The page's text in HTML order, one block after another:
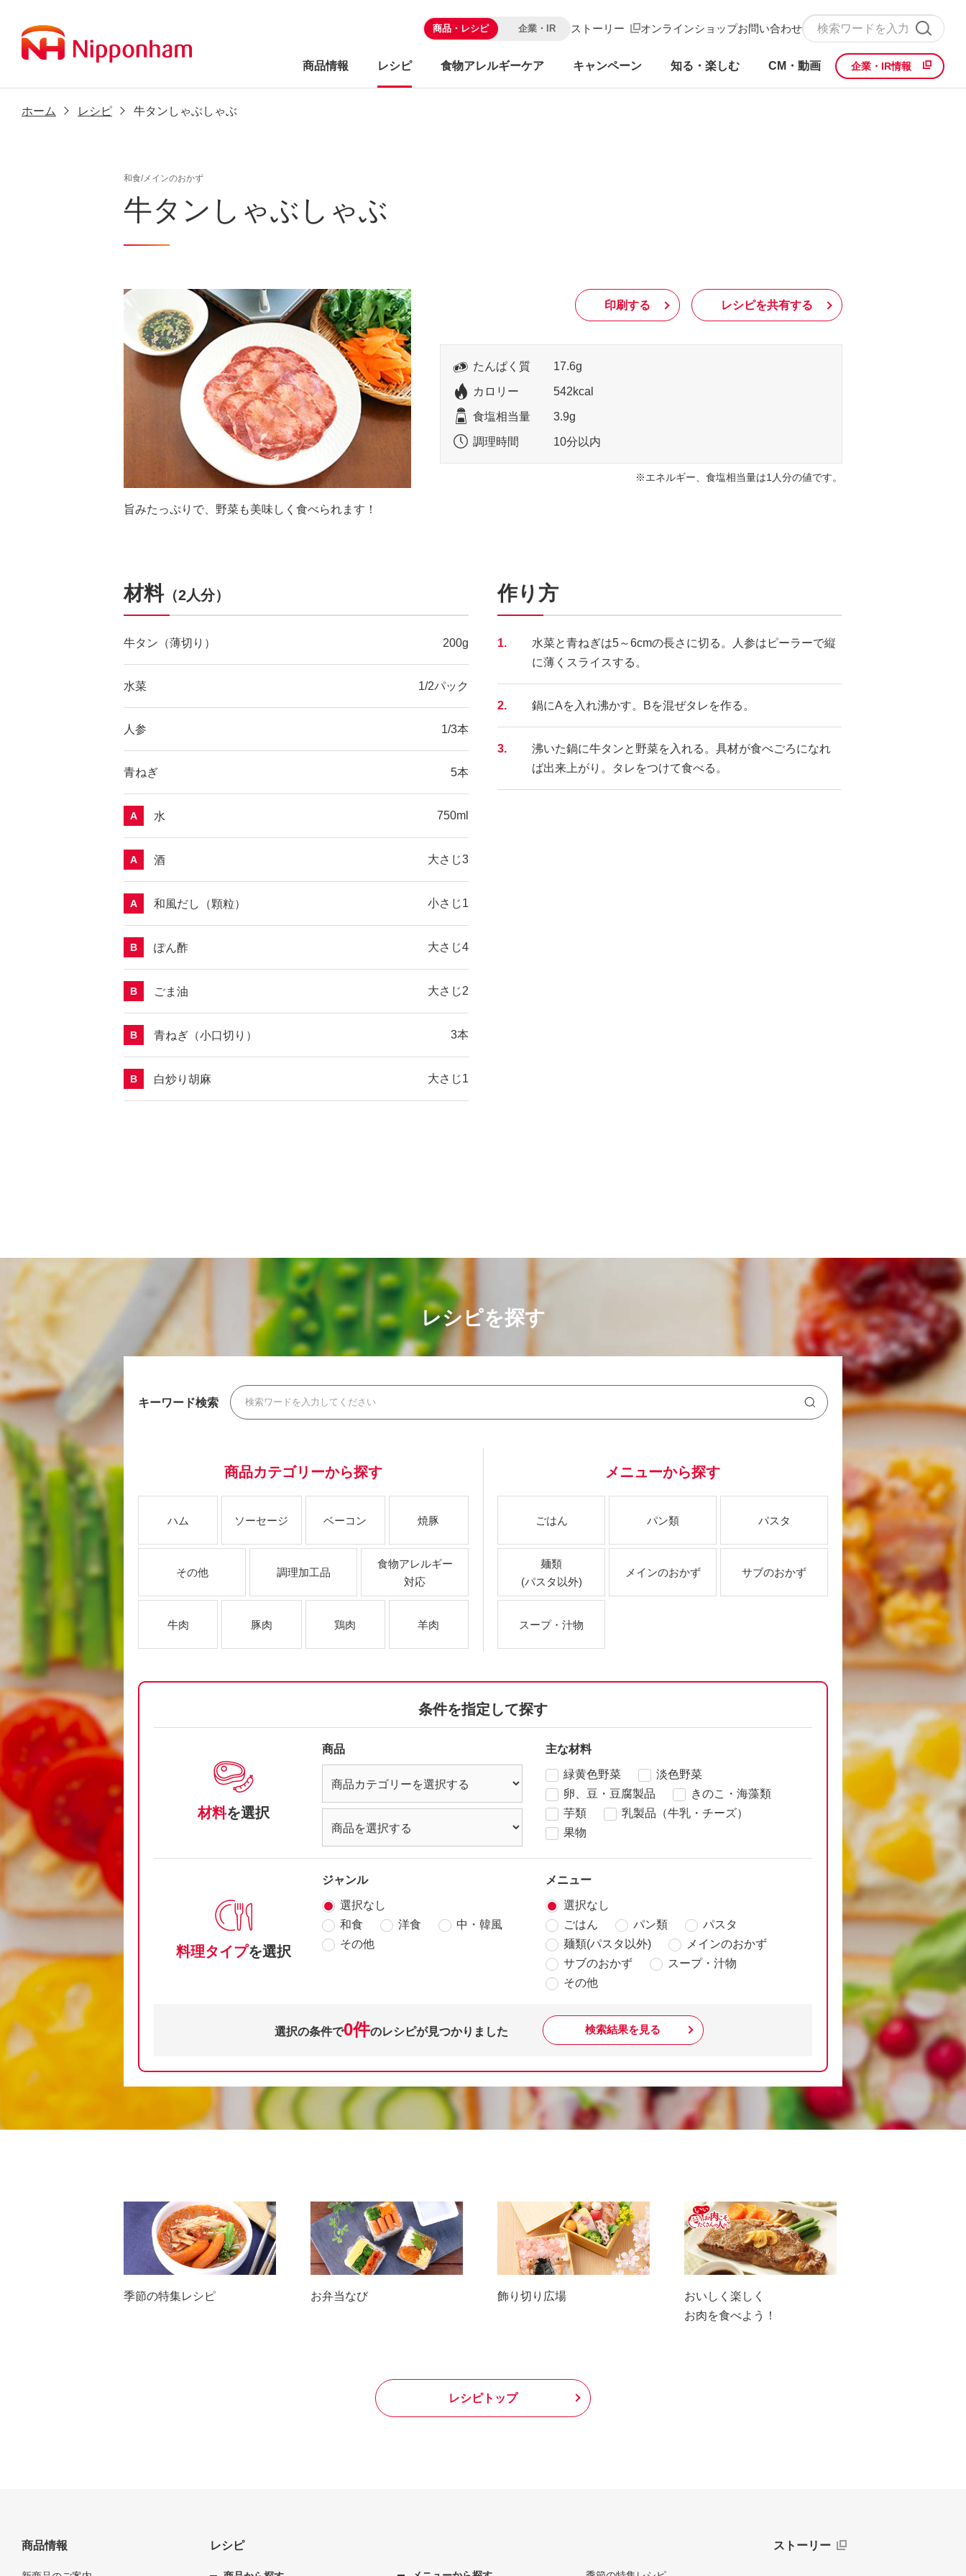
商品・レシピ 企業・IR ストーリー オンラインショップお問い合わせ
商品情報 レシピ 食物アレルギーケア キャンペーン 知る・楽しむ CM・動画 企業・IR情報
ホーム レシピ 牛タンしゃぶしゃぶ
和食/メインのおかず
牛タンしゃぶしゃぶ
旨みたっぷりで、野菜も美味しく食べられます！
印刷する レシピを共有する
たんぱく質 17.6g
カロリー 542kcal
食塩相当量 3.9g
調理時間 10分以内
エネルギー、食塩相当量は1人分の値です。
材料（2人分）
牛タン（薄切り） 200g
水菜 1/2パック
人参 1/3本
青ねぎ 5本
A 水 750ml
A 酒 大さじ3
A 和風だし（顆粒） 小さじ1
B ぽん酢 大さじ4
B ごま油 大さじ2
B 青ねぎ（小口切り） 3本
B 白炒り胡麻 大さじ1
作り方
1.
水菜と青ねぎは5～6cmの長さに切る。人参はピーラーで縦
に薄くスライスする。
2. 鍋にAを入れ沸かす。Bを混ぜタレを作る。
3.
沸いた鍋に牛タンと野菜を入れる。具材が食べごろになれ
ば出来上がり。タレをつけて食べる。
レシピを探す
キーワード検索
商品カテゴリーから探す
ハム ソーセージ ベーコン 焼豚
その他 調理加工品
食物アレルギー
対応
牛肉 豚肉 鶏肉 羊肉
メニューから探す
ごはん パン類 パスタ
麺類
(パスタ以外)
メインのおかず サブのおかず
スープ・汁物
条件を指定して探す
材料を選択
商品 主な材料
緑黄色野菜
淡色野菜
卵、豆・豆腐製品
きのこ・海藻類
芋類
乳製品（牛乳・チーズ）
果物
料理タイプを選択
ジャンル
選択なし
和食
洋食
中・韓風
その他
メニュー
選択なし
ごはん
パン類
パスタ
麺類(パスタ以外)
メインのおかず
サブのおかず
スープ・汁物
その他
選択の条件で0件のレシピが見つかりました 検索結果を見る
季節の特集レシピ お弁当なび 飾り切り広場
おいしく楽しく
お肉を食べよう！
レシピトップ
商品情報 レシピ ストーリー